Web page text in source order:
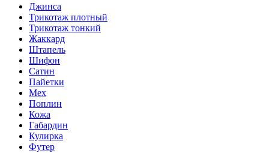
Джинса
Трикотаж плотный
Трикотаж тонкий
Жаккард
Штапель
Шифон
Сатин
Пайетки
Мех
Поплин
Кожа
Габардин
Кулирка
Футер